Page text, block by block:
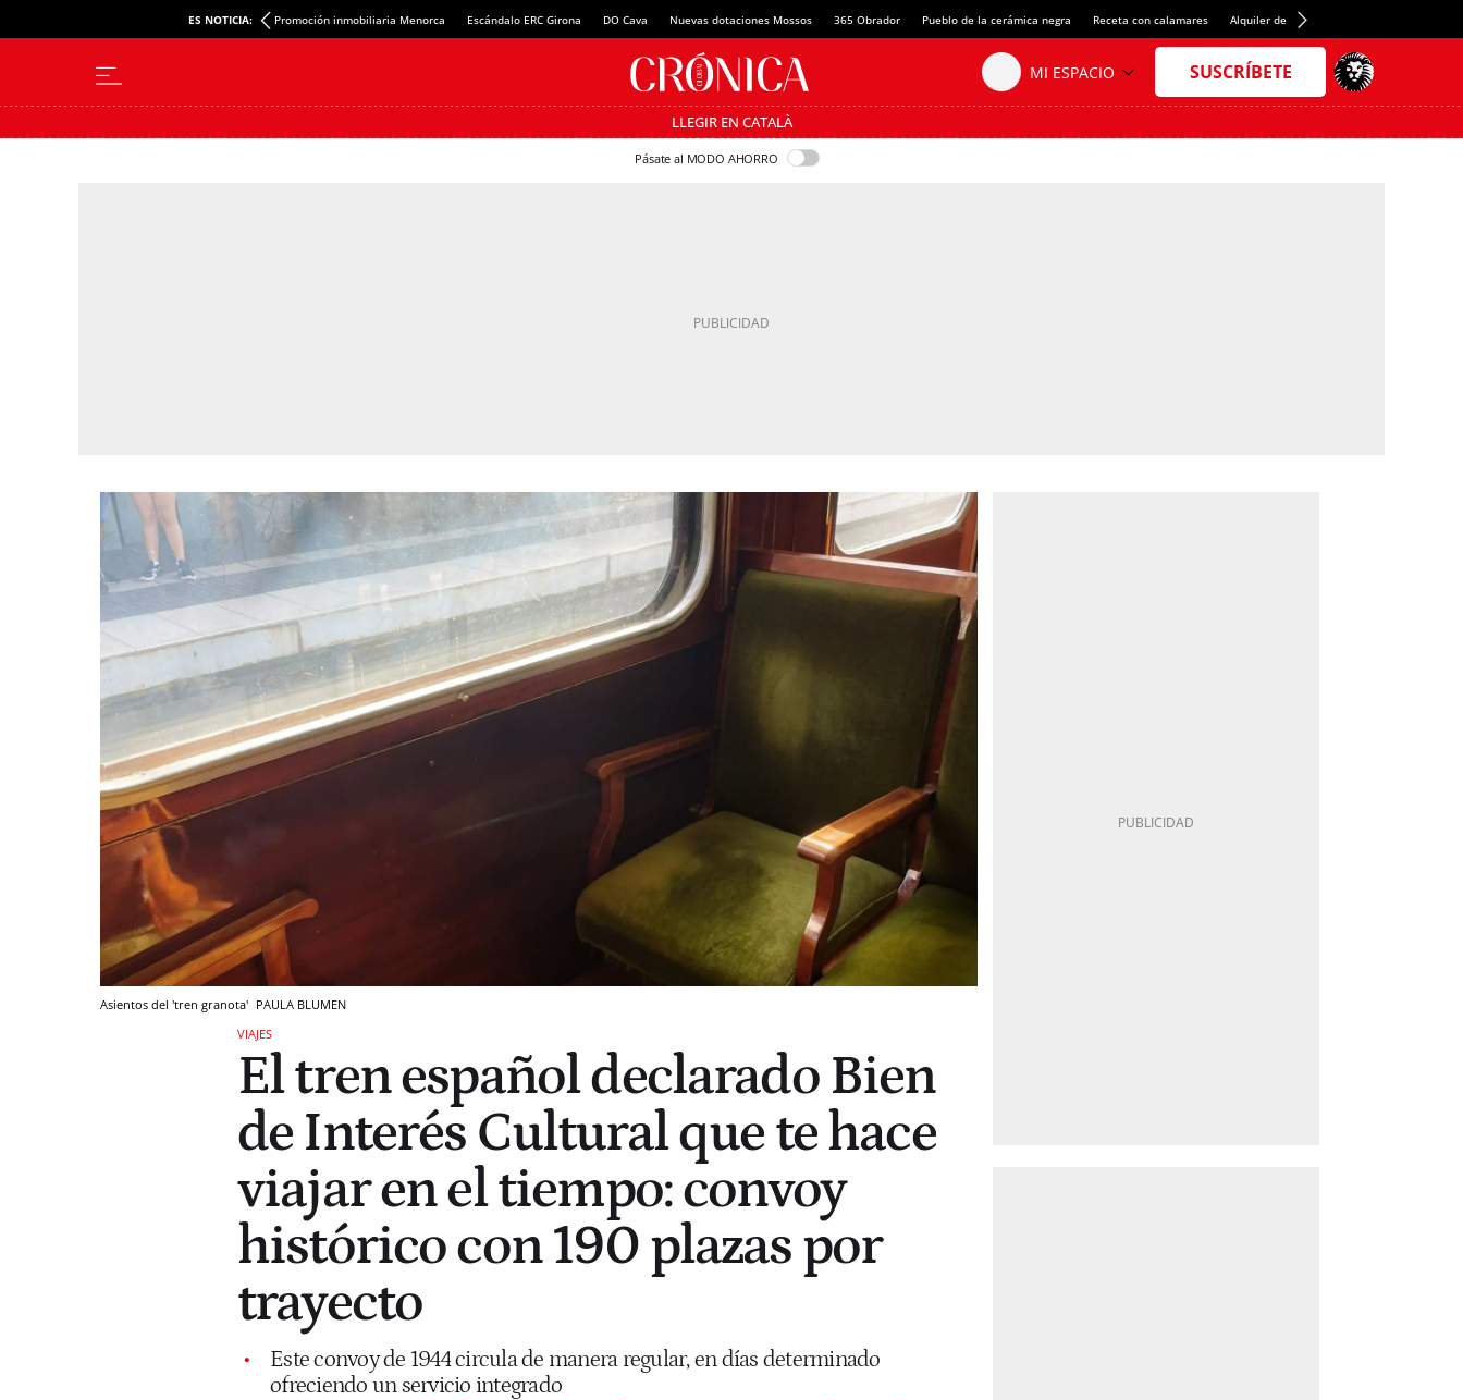
ES NOTICIA: Promoción inmobiliaria Menorca Escándalo ERC Girona DO Cava Nuevas dotaciones Mossos 365 Obrador Pueblo de la cerámica negra Receta con calamares Alquiler de habitaciones en España
LLEGIR EN CATALÀ
Pásate al MODO AHORRO
Asientos del 'tren granota' PAULA BLUMEN
VIAJES
El tren español declarado Bien
de Interés Cultural que te hace
viajar en el tiempo: convoy
histórico con 190 plazas por
trayecto
Este convoy de 1944 circula de manera regular, en días determinado
ofreciendo un servicio integrado